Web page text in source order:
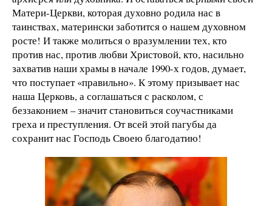
Матери-Церкви, которая духовно родила нас в
таинствах, матерински заботится о нашем духовном
росте! И также молиться о вразумлении тех, кто
против нас, против любви Христовой, кто, насильно
захватив наши храмы в начале 1990-х годов, думает,
что поступает «правильно». К этому призывает нас
наша Церковь, а соглашаться с расколом, с
беззаконием – значит становиться соучастниками
греха и преступления. От всей этой пагубы да
сохранит нас Господь Своею благодатию!